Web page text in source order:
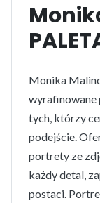
Monika
wyrafinowane
tych, którzy
podejście.
portrety ze
każdy detal,
postaci.